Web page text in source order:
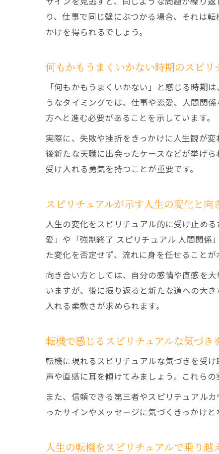
り、仕事で同じ壁にぶつかる場合、それは
かけを得られるでしょう。
何もかもうまくいかない時期のスピリ
「何もかもうまくいかない」と感じる時期
うなタイミングでは、仕事や恋愛、人間関
方へと進む必要があることを示しています。
実際に、失敗や挫折をきっかけに人生観が
後新たな天職に出会ったケースなどが挙げ
受け入れる勇気を持つことが重要です。
スピリチュアルが示す人生の変化と向
人生の変化をスピリチュアル的に受け止め
愛」や「強制終了 スピリチュアル 人間関係
た変化を否定せず、流れに身を任せることが
向き合い方としては、自分の感情や直感を
いますが、後に振り返ると新たな道への大
入れる柔軟さが求められます。
転機で感じるスピリチュアルな気づき
転機に現れるスピリチュアルな気づきを受
声や直感に耳を傾けてみましょう。これら
また、信頼できる第三者やスピリチュアル
ったサインやメッセージに気づくきっかけ
人生の転機をスピリチュアルで乗り越